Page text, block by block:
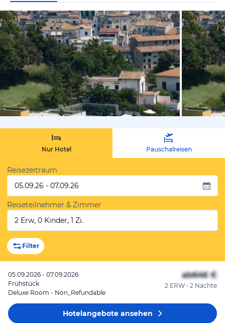
vom
Nur Hotel Pauschalreisen
Reisezeitraum
05.09.26 - 07.09.26
Reiseteilnehmer & Zimmer
2 Erw, 0 Kinder, 1 Zi.
Filter
05.09.2026 - 07.09.2026
Frühstück
Deluxe Room - Non_Refundable
ab646 €
2 ERW • 2 Nächte
Hotelangeboteansehen